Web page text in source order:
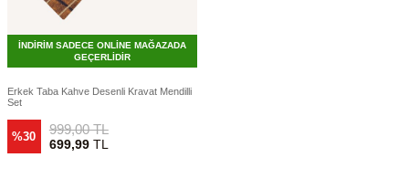
İNDİRİM SADECE ONLİNE MAĞAZADA
GEÇERLİDİR
Erkek Taba Kahve Desenli Kravat Mendilli
Set
%30 999,00TL
699,99TL